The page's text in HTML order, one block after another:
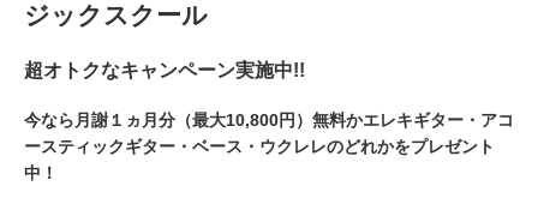
ジックスクール
超オトクなキャンペーン実施中!!
今なら月謝１ヵ月分（最大10,800円）無料かエレキギター・アコ
ースティックギター・ベース・ウクレレのどれかをプレゼント
中！